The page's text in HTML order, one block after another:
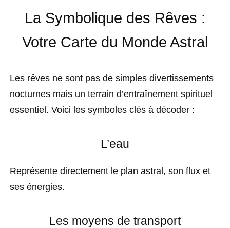
La Symbolique des Rêves :
Votre Carte du Monde Astral
Les rêves ne sont pas de simples divertissements
nocturnes mais un terrain d’entraînement spirituel
essentiel. Voici les symboles clés à décoder :
L’eau
Représente directement le plan astral, son flux et
ses énergies.
Les moyens de transport